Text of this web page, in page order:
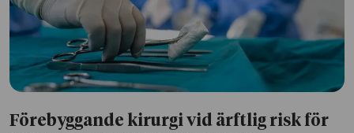
Förebyggande kirurgi vid ärftlig risk för